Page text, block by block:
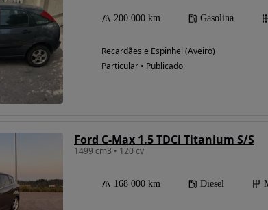
200 000 km Gasolina
Recardães e Espinhel (Aveiro)
Particular • Publicado
Ford C-Max 1.5 TDCi Titanium S/S
1499 cm3 • 120 cv
168 000 km Diesel